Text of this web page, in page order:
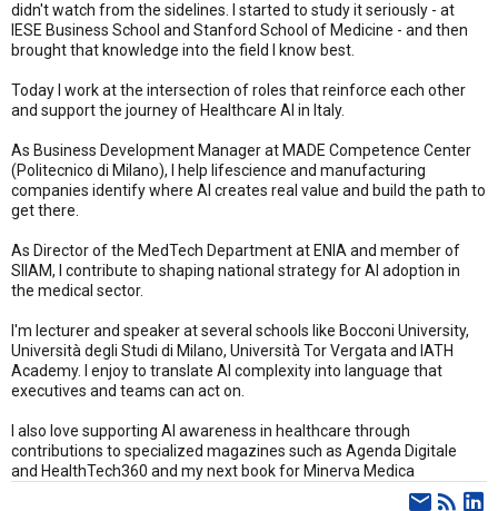
didn't watch from the sidelines. I started to study it seriously - at
IESE Business School and Stanford School of Medicine - and then
brought that knowledge into the field I know best.
Today I work at the intersection of roles that reinforce each other
and support the journey of Healthcare AI in Italy.
As Business Development Manager at MADE Competence Center
(Politecnico di Milano), I help lifescience and manufacturing
companies identify where AI creates real value and build the path to
get there.
As Director of the MedTech Department at ENIA and member of
SIIAM, I contribute to shaping national strategy for AI adoption in
the medical sector.
I'm lecturer and speaker at several schools like Bocconi University,
Università degli Studi di Milano, Università Tor Vergata and IATH
Academy. I enjoy to translate AI complexity into language that
executives and teams can act on.
I also love supporting AI awareness in healthcare through
contributions to specialized magazines such as Agenda Digitale
and HealthTech360 and my next book for Minerva Medica